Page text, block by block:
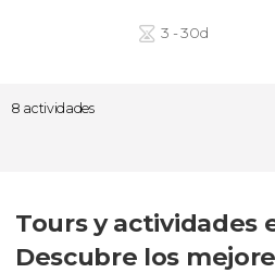
3 - 30d
8 actividades
Tours y actividades
Descubre los